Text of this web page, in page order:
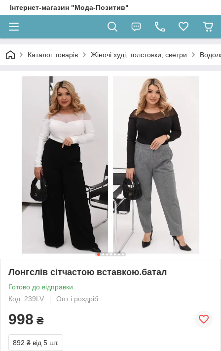
Інтернет-магазин "Мода-Позитив"
Каталог товарів Жіночі худі, толстовки, светри
Лонгслів сітчастою вставкою.батал
Готово до відправки
Код: 239LV
Опт і роздріб
998 ₴
892 ₴ від 5 шт.